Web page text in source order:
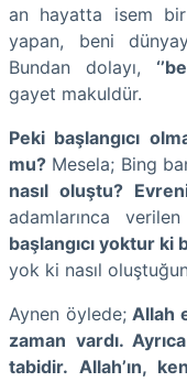
an hayatta isem bir
yapan, beni
Bundan dolayı,
gayet makuldür.
Peki başlangıcı
mu? Mesela; Bing
nasıl oluştu?
adamlarınca
başlangıcı yoktur ki
yok ki nasıl
Aynen öylede; Allah
zaman vardı.
tabidir. Allah’ın,